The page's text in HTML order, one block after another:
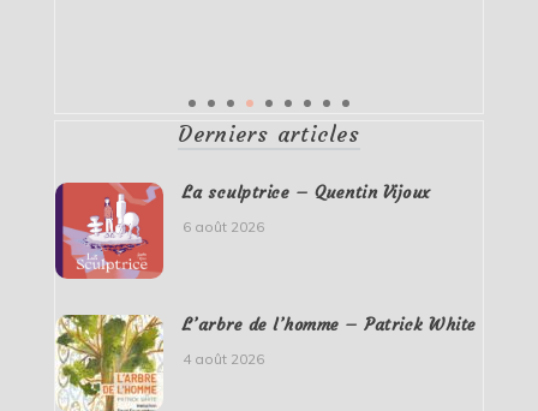
Derniers articles
La sculptrice – Quentin Vijoux
6 août 2026
L’arbre de l’homme – Patrick White
4 août 2026